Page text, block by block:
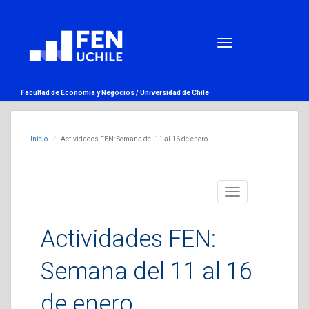
Facultad de Economía y Negocios /Universidad de Chile
Inicio Actividades FEN: Semana del 11 al 16 de enero
Toggle
Actividades FEN:
Semana del 11 al 16
de enero